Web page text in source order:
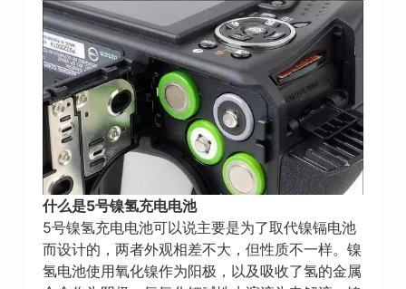
什么是5号镍氢充电电池
5号镍氢充电电池可以说主要是为了取代镍镉电池
而设计的，两者外观相差不大，但性质不一样。镍
氢电池使用氧化镍作为阳极，以及吸收了氢的金属